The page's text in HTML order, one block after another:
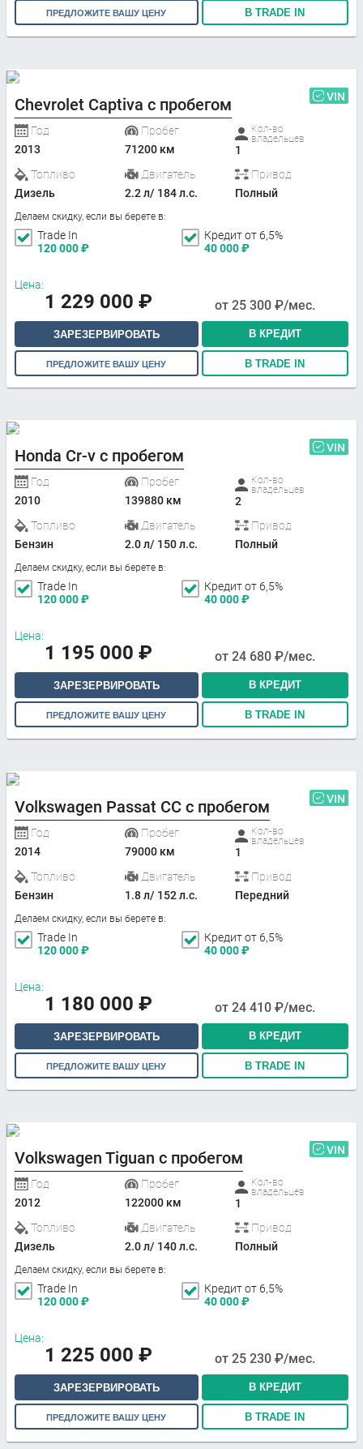
ПРЕДЛОЖИТЕ ВАШУ ЦЕНУ В TRADE IN
Chevrolet Captiva с пробегом VIN
Год
2013
Пробег
71200 км
Кол-во
владельцев
1
Топливо
Дизель
Двигатель
2.2 л/ 184 л.с.
Привод
Полный
Делаем скидку, если вы берете в:
Trade In
120 000₽
Кредит от 6,5%
40 000₽
Цена:
1 229 000 ₽ от 25 300 ₽/мес.
ЗАРЕЗЕРВИРОВАТЬ В КРЕДИТ
ПРЕДЛОЖИТЕ ВАШУ ЦЕНУ В TRADE IN
Honda Cr-v с пробегом VIN
Год
2010
Пробег
139880 км
Кол-во
владельцев
2
Топливо
Бензин
Двигатель
2.0 л/ 150 л.с.
Привод
Полный
Делаем скидку, если вы берете в:
Trade In
120 000₽
Кредит от 6,5%
40 000₽
Цена:
1 195 000 ₽ от 24 680 ₽/мес.
ЗАРЕЗЕРВИРОВАТЬ В КРЕДИТ
ПРЕДЛОЖИТЕ ВАШУ ЦЕНУ В TRADE IN
Volkswagen Passat CC с пробегом VIN
Год
2014
Пробег
79000 км
Кол-во
владельцев
1
Топливо
Бензин
Двигатель
1.8 л/ 152 л.с.
Привод
Передний
Делаем скидку, если вы берете в:
Trade In
120 000₽
Кредит от 6,5%
40 000₽
Цена:
1 180 000 ₽ от 24 410 ₽/мес.
ЗАРЕЗЕРВИРОВАТЬ В КРЕДИТ
ПРЕДЛОЖИТЕ ВАШУ ЦЕНУ В TRADE IN
Volkswagen Tiguan с пробегом VIN
Год
2012
Пробег
122000 км
Кол-во
владельцев
1
Топливо
Дизель
Двигатель
2.0 л/ 140 л.с.
Привод
Полный
Делаем скидку, если вы берете в:
Trade In
120 000₽
Кредит от 6,5%
40 000₽
Цена:
1 225 000 ₽ от 25 230 ₽/мес.
ЗАРЕЗЕРВИРОВАТЬ В КРЕДИТ
ПРЕДЛОЖИТЕ ВАШУ ЦЕНУ В TRADE IN